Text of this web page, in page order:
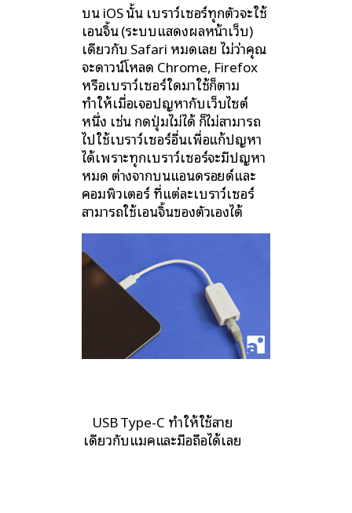
บน iOS นั้น เบราว์เซอร์ทุกตัวจะใช้
เอนจิ้น (ระบบแสดงผลหน้าเว็บ)
เดียวกับ Safari หมดเลย ไม่ว่าคุณ
จะดาวน์โหลด Chrome, Firefox
หรือเบราว์เซอร์ใดมาใช้ก็ตาม
ทำให้เมื่อเจอปัญหากับเว็บไซต์
หนึ่ง เช่น กดปุ่มไม่ได้ ก็ไม่สามารถ
ไปใช้เบราว์เซอร์อื่นเพื่อแก้ปัญหา
ได้เพราะทุกเบราว์เซอร์จะมีปัญหา
หมด ต่างจากบนแอนดรอยด์และ
คอมพิวเตอร์ ที่แต่ละเบราว์เซอร์
สามารถใช้เอนจิ้นของตัวเองได้
USB Type-C ทำให้ใช้สาย
เดียวกับแมคและมือถือได้เลย